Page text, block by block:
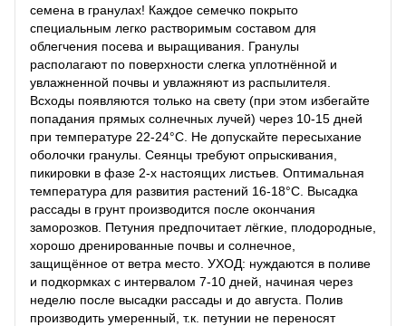
семена в гранулах! Каждое семечко покрыто
специальным легко растворимым составом для
облегчения посева и выращивания. Гранулы
располагают по поверхности слегка уплотнённой и
увлажненной почвы и увлажняют из распылителя.
Всходы появляются только на свету (при этом избегайте
попадания прямых солнечных лучей) через 10-15 дней
при температуре 22-24°С. Не допускайте пересыхание
оболочки гранулы. Сеянцы требуют опрыскивания,
пикировки в фазе 2-х настоящих листьев. Оптимальная
температура для развития растений 16-18°С. Высадка
рассады в грунт производится после окончания
заморозков. Петуния предпочитает лёгкие, плодородные,
хорошо дренированные почвы и солнечное,
защищённое от ветра место. УХОД: нуждаются в поливе
и подкормках с интервалом 7-10 дней, начиная через
неделю после высадки рассады и до августа. Полив
производить умеренный, т.к. петунии не переносят